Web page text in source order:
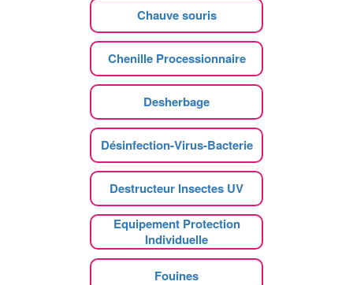
Chauve souris
Chenille Processionnaire
Desherbage
Désinfection-Virus-Bacterie
Destructeur Insectes UV
Equipement Protection
Individuelle
Fouines